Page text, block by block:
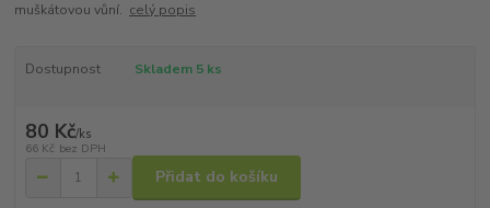
muškátovou vůní. celý popis
Dostupnost Skladem 5 ks
80 Kč/ks
66 Kč bez DPH
Přidat do košíku